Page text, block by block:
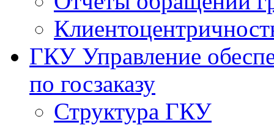
ГКУ Управление
по госзаказу
Структура ГКУ